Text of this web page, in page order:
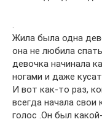
.
Жила была одна
она не любила
девочка начинала
ногами и даже
И вот как-то раз,
всегда начала свои
голос .Он был